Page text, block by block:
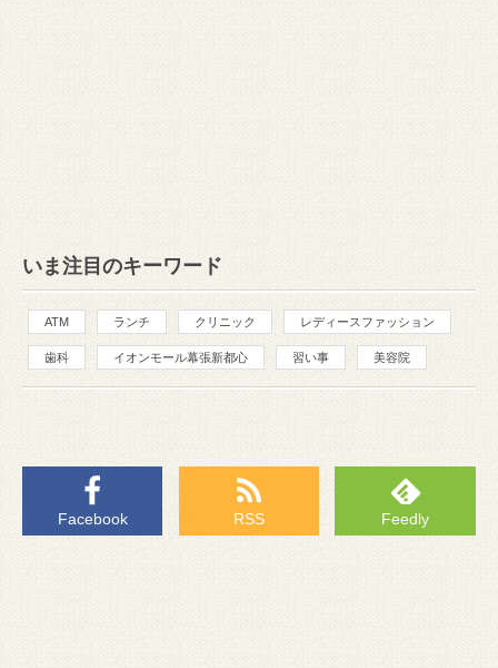
いま注目のキーワード
ATM ランチ クリニック レディースファッション
歯科 イオンモール幕張新都心 習い事 美容院
Facebook RSS Feedly